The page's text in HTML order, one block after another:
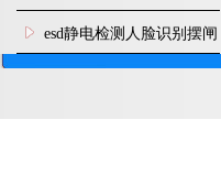
闸机
esd静电检测人脸识别摆闸
安装